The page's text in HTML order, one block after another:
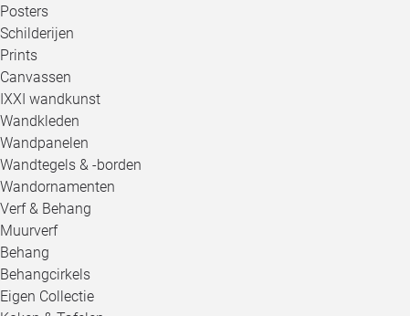
Posters
Schilderijen
Prints
Canvassen
IXXI wandkunst
Wandkleden
Wandpanelen
Wandtegels & -borden
Wandornamenten
Verf & Behang
Muurverf
Behang
Behangcirkels
Eigen Collectie